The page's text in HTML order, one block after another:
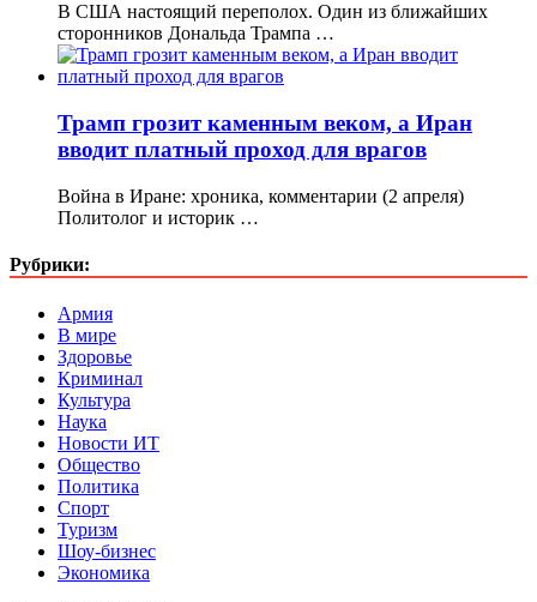
В США настоящий переполох. Один из ближайших
сторонников Дональда Трампа …
Трамп грозит каменным веком, а Иран
вводит платный проход для врагов
Война в Иране: хроника, комментарии (2 апреля)
Политолог и историк …
Рубрики:
Армия
В мире
Здоровье
Криминал
Культура
Наука
Новости ИТ
Общество
Политика
Спорт
Туризм
Шоу-бизнес
Экономика